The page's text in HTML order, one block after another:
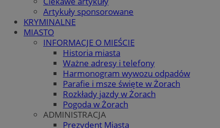
Artykuły sponsorowane
KRYMINALNE
MIASTO
INFORMACJE O MIEŚCIE
Historia miasta
Ważne adresy i telefony
Harmonogram wywozu odpadów
Parafie i msze święte w Żorach
Rozkłady jazdy w Żorach
Pogoda w Żorach
ADMINISTRACJA
Prezydent Miasta